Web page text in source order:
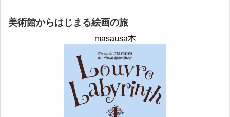
美術館からはじまる絵画の旅
masausa本